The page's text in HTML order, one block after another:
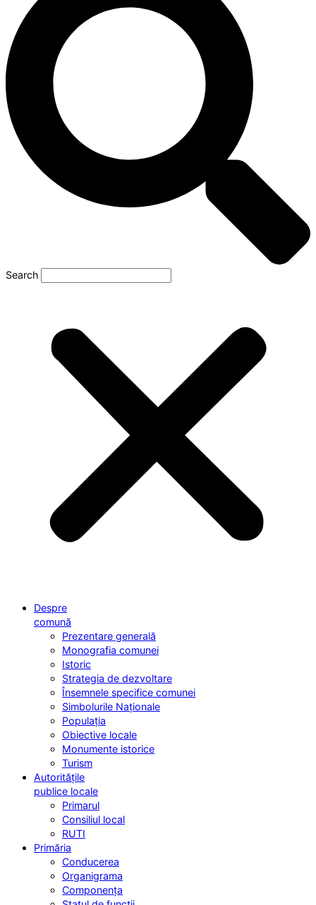
Search
Despre
comună
Prezentare generală
Monografia comunei
Istoric
Strategia de dezvoltare
Însemnele specifice comunei
Simbolurile Naționale
Populația
Obiective locale
Monumente istorice
Turism
Autoritățile
publice locale
Primarul
Consiliul local
RUTI
Primăria
Conducerea
Organigrama
Componența